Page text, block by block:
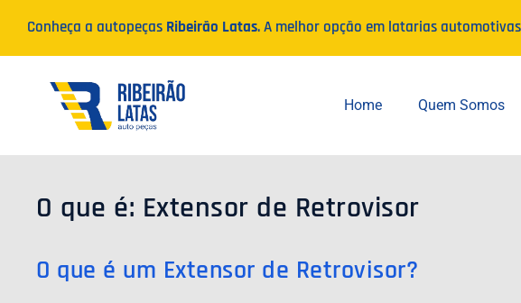
o
conteúdo
Conheça a autopeças Ribeirão Latas. A melhor opção em latarias
Home Quem Somos
O que é: Extensor de Retrovisor
O que é um Extensor de Retrovisor?